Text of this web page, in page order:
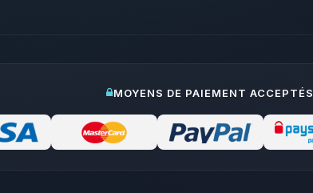
MOYENS DE PAIEMENT ACCEPTÉS